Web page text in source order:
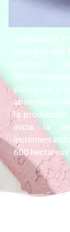
Indecaucho
identificó que
producir
planta de
abastecerse
la
inicia la
600